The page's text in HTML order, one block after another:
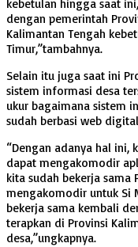
kebetulan hingga saat
dengan pemerintah
Kalimantan Tengah
Timur,”tambahnya.
Selain itu juga saat ini
sistem informasi desa
ukur bagaimana sistem
sudah berbasi web
“Dengan adanya hal ini,
dapat mengakomodir
kita sudah bekerja sama
mengakomodir untuk Si
bekerja sama kembali
terapkan di Provinsi
desa,”ungkapnya.